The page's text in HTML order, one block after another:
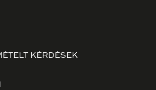
KÉRDÉSEK